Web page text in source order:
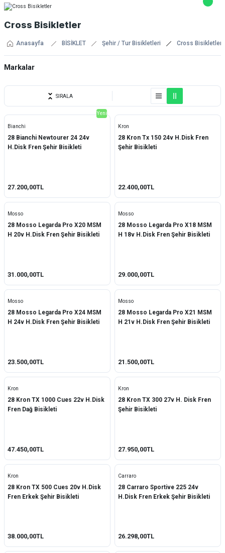
Cross Bisikletler
Anasayfa BİSİKLET Şehir / Tur Bisikletleri Cross Bisikletler
Markalar
Bianchi
Bisan
Kron
SIRALA
Yeni
Bianchi
28 Bianchi Newtourer 24 24v
H.Disk Fren Şehir Bisikleti
27.200,00TL
Kron
28 Kron Tx 150 24v H.Disk Fren
Şehir Bisikleti
22.400,00TL
Mosso
28 Mosso Legarda Pro X20 MSM
H 20v H.Disk Fren Şehir Bisikleti
31.000,00TL
Mosso
28 Mosso Legarda Pro X18 MSM
H 18v H.Disk Fren Şehir Bisikleti
29.000,00TL
Mosso
28 Mosso Legarda Pro X24 MSM
H 24v H.Disk Fren Şehir Bisikleti
23.500,00TL
Mosso
28 Mosso Legarda Pro X21 MSM
H 21v H.Disk Fren Şehir Bisikleti
21.500,00TL
Kron
28 Kron TX 1000 Cues 22v H.Disk
Fren Dağ Bisikleti
47.450,00TL
Kron
28 Kron TX 300 27v H. Disk Fren
Şehir Bisikleti
27.950,00TL
Kron
28 Kron TX 500 Cues 20v H.Disk
Fren Erkek Şehir Bisikleti
38.000,00TL
Carraro
28 Carraro Sportive 225 24v
H.Disk Fren Erkek Şehir Bisikleti
26.298,00TL